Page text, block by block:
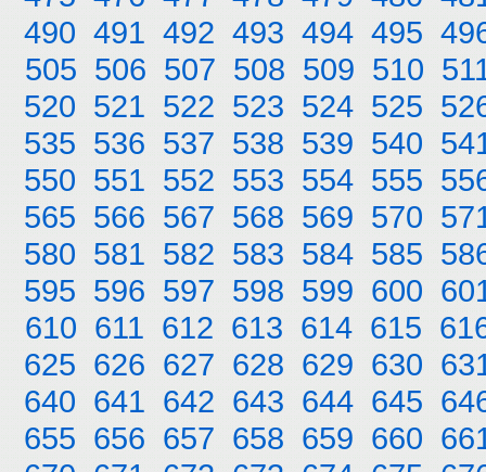
490 491 492 493 494 495
505 506 507 508 509 510
520 521 522 523 524 525
535 536 537 538 539 540
550 551 552 553 554 555
565 566 567 568 569 570
580 581 582 583 584 585
595 596 597 598 599 600
610 611 612 613 614 615
625 626 627 628 629 630
640 641 642 643 644 645
655 656 657 658 659 660